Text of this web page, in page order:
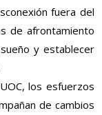
fuera del
de afrontamiento
y establecer
los esfuerzos
de cambios